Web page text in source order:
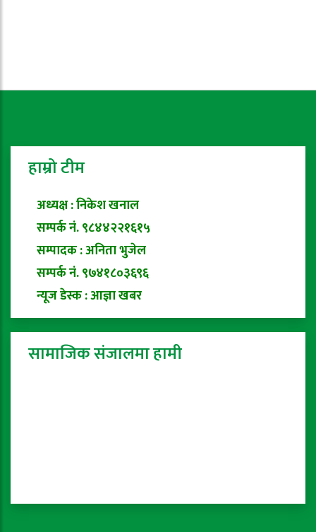
हाम्रो टीम
अध्यक्ष : निकेश खनाल
सम्पर्क नं. ९८४४२२१६१५
सम्पादक : अनिता भुजेल
सम्पर्क नं. ९७४१८०३६९६
न्यूज डेस्क : आज्ञा खबर
सामाजिक संजालमा हामी